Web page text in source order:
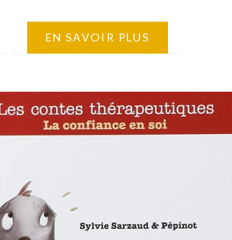
« Petit Violon assiste impuissant
à la dégradation de l’ambiance
fort ou faire la toupie sur la
scène, rien n’y fait : il le sait au
fond de lui, Dame Guitare et
jamais ensemble. Alors Petit
Violon ne dort plus. Il se dit
que…
EN SAVOIR PLUS